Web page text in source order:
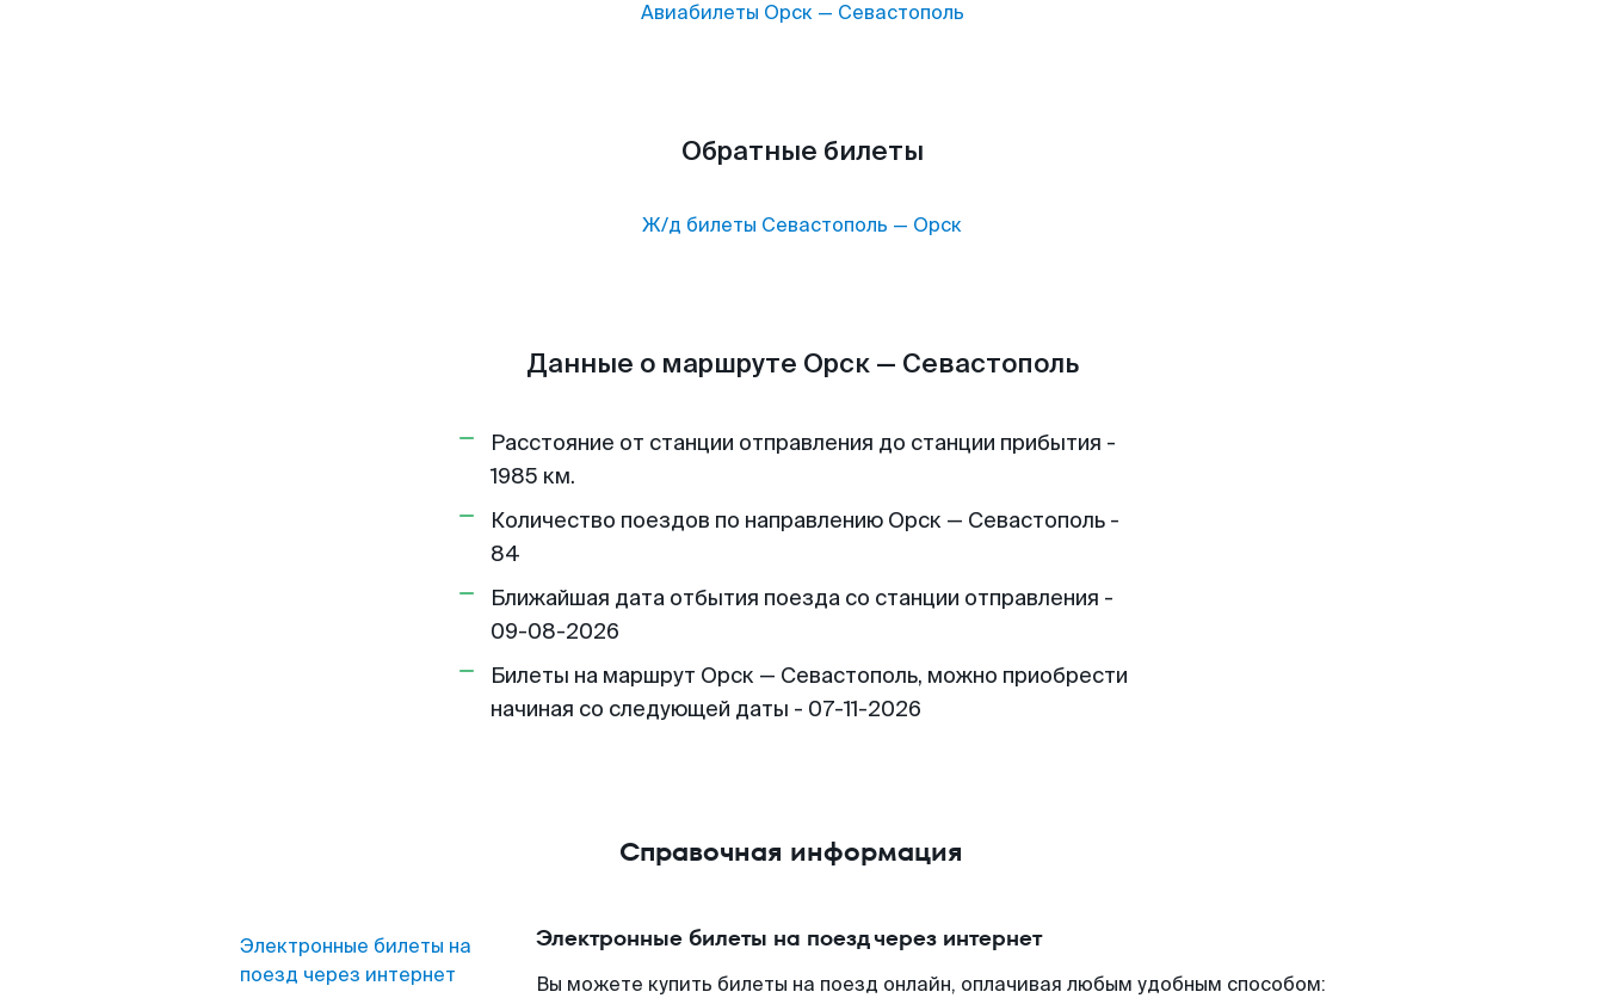
Авиабилеты Орск— Севастополь
Обратные билеты
Ж/д билеты Севастополь — Орск
Данные о маршруте Орск — Севастополь
Расстояние от станции отправления до станции прибытия -
1985 км.
Количество поездов по направлению Орск — Севастополь -
84
Ближайшая дата отбытия поезда со станции отправления -
09-08-2026
Билеты на маршрут Орск — Севастополь, можно приобрести
начиная со следующей даты - 07-11-2026
Справочная информация
Электронные билеты на
поезд через интернет
Электронные билеты на поезд через интернет
Вы можете купить билеты на поезд онлайн, оплачивая любым удобным способом: